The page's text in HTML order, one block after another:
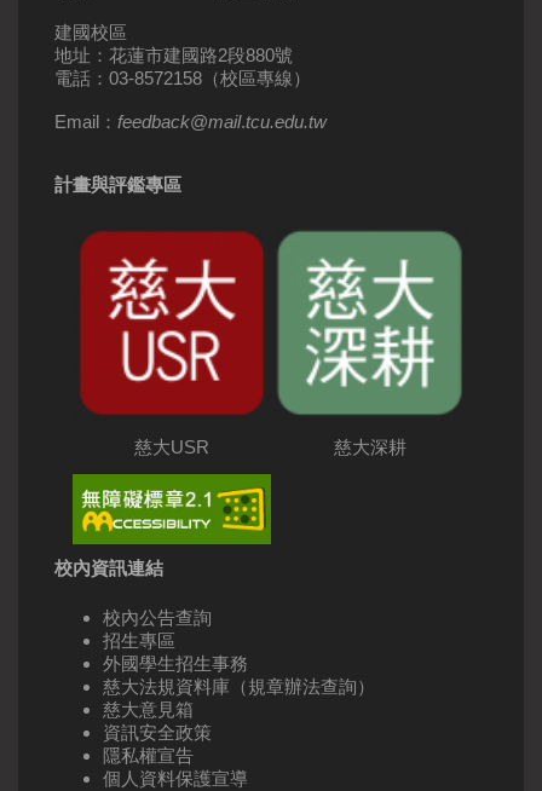
建國校區
地址：花蓮市建國路2段880號
電話：03-8572158（校區專線）
Email： feedback@mail.tcu.edu.tw
計畫與評鑑專區
慈大USR 慈大深耕
校內資訊連結
校內公告查詢
招生專區
外國學生招生事務
慈大法規資料庫（規章辦法查詢）
慈大意見箱
資訊安全政策
隱私權宣告
個人資料保護宣導